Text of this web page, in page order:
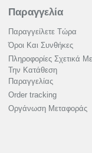
Παραγγελία
Παραγγείλετε Τώρα
Όροι Και Συνθήκες
Πληροφορίες Σχετικά Με
Την Κατάθεση
Παραγγελίας
Order tracking
Οργάνωση Μεταφοράς